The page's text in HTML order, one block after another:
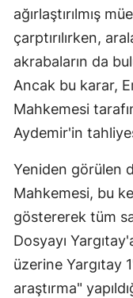
ağırlaştırılmış
çarptırılırken,
akrabaların da
Ancak bu karar,
Mahkemesi
Aydemir'in
Yeniden görülen
Mahkemesi, bu
göstererek tüm
Dosyayı
üzerine Yargıtay
araştırma"